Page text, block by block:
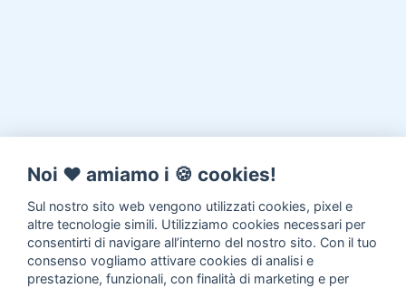
Noi ♥️ amiamo i 🍪 cookies!
Sul nostro sito web vengono utilizzati cookies, pixel e
altre tecnologie simili. Utilizziamo cookies necessari per
consentirti di navigare all’interno del nostro sito. Con il tuo
consenso vogliamo attivare cookies di analisi e
prestazione, funzionali, con finalità di marketing e per